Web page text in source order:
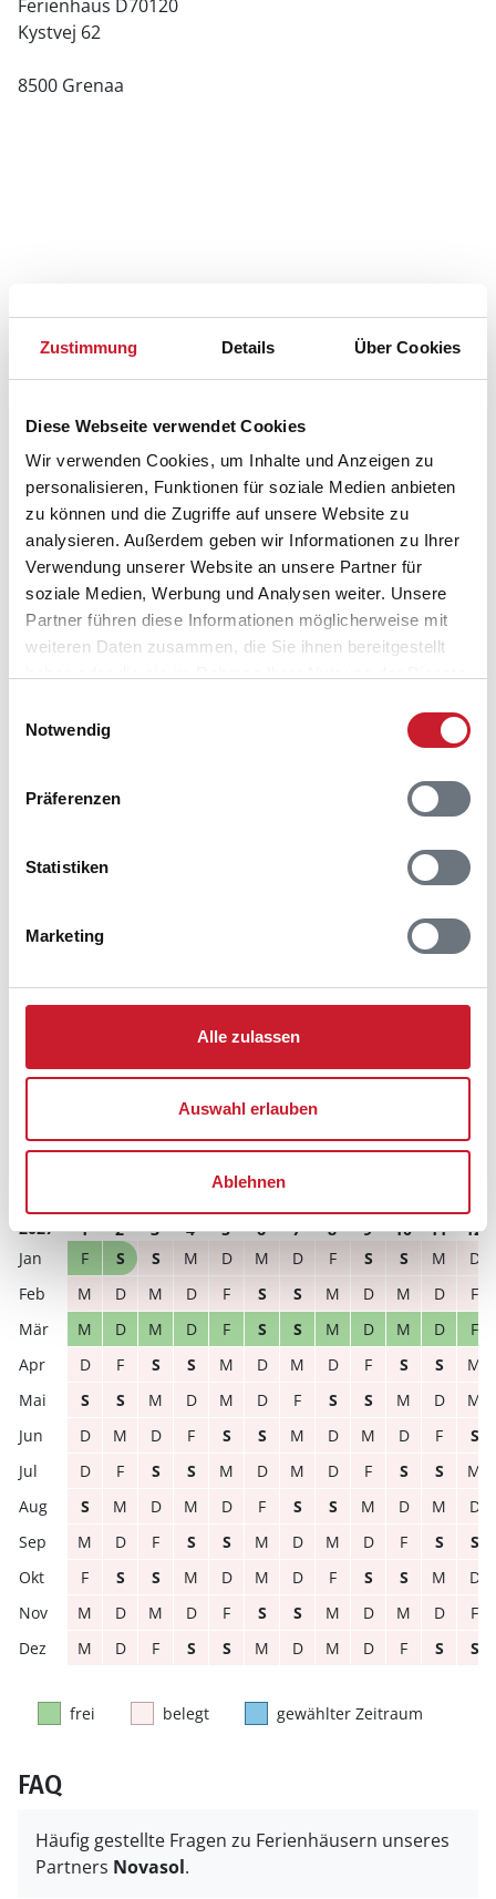
Zustimmung Details Über Cookies
Diese Webseite verwendet Cookies
Wir verwenden Cookies, um Inhalte und Anzeigen zu
personalisieren, Funktionen für soziale Medien anbieten
zu können und die Zugriffe auf unsere Website zu
analysieren. Außerdem geben wir Informationen zu Ihrer
Verwendung unserer Website an unsere Partner für
soziale Medien, Werbung und Analysen weiter. Unsere
Partner führen diese Informationen möglicherweise mit
weiteren Daten zusammen, die Sie ihnen bereitgestellt
Notwendig
Präferenzen
Statistiken
Marketing
Alle zulassen
Auswahl erlauben
Ablehnen
Ferienhaus D70120
Kystvej 62
8500 Grenaa
Belegungskalender
Reisedauer auswählen
Anzahl Reisende auswählen
Anreisetag im Belegungskalender anklicken
Reisedauer
Hausbeschreibung und/oder der Ausstattung ergeben
frei gewählter Zeitraum
S
M D M
D
2027 1 2 3 4 5 6 7 8 9 10 11
12
F
S S M D M D F S S M
D
M
D M D F S S M D M D
F
M
D M D F S S M D M D
F
D
F S S M D M D F S S
M
S
S M D M D F S S M D
M
D
M D F S S M D M D F
S
D
F S S M D M D F S S
M
S
M D M D F S S M D M
D
M
D F S S M D M D F S
S
F
S S M D M D F S S M
D
M
D M D F S S M D M D
F
M
D F S S M D M D F S S
frei belegt gewählter Zeitraum
FAQ
Häufig gestellte Fragen zu Ferienhäusern unseres
Partners Novasol.